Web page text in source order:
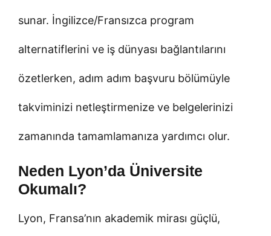
sunar. İngilizce/Fransızca program
alternatiflerini ve iş dünyası bağlantılarını
özetlerken, adım adım başvuru bölümüyle
takviminizi netleştirmenize ve belgelerinizi
zamanında tamamlamanıza yardımcı olur.
Neden Lyon’da Üniversite
Okumalı?
Lyon, Fransa’nın akademik mirası güçlü,